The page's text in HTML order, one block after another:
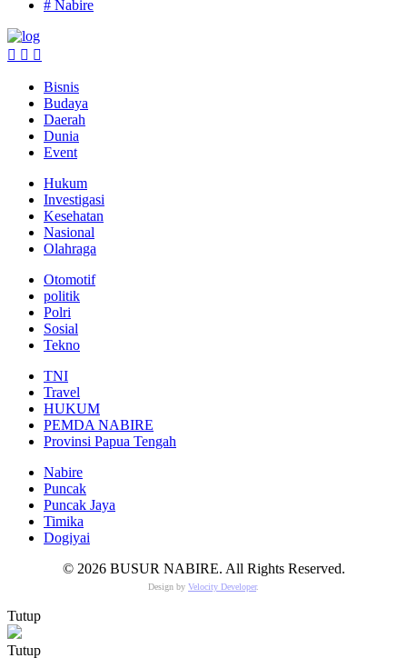
# Nabire
Bisnis
Budaya
Daerah
Dunia
Event
Hukum
Investigasi
Kesehatan
Nasional
Olahraga
Otomotif
politik
Polri
Sosial
Tekno
TNI
Travel
HUKUM
PEMDA NABIRE
Provinsi Papua Tengah
Nabire
Puncak
Puncak Jaya
Timika
Dogiyai
© 2026 BUSUR NABIRE. All Rights Reserved.
Design by Velocity Developer.
Tutup
Tutup